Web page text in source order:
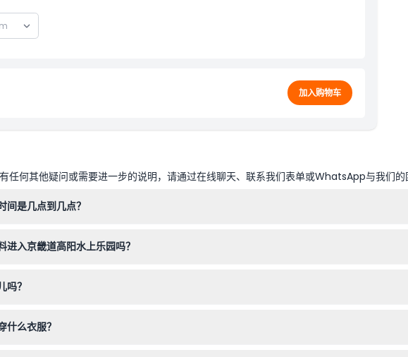
加入购物车
任何其他疑问或需要进一步的说明，请通过在线聊天、联系我们表单或WhatsApp与我们的
是几点到几点？
入京畿道高阳水上乐园吗？
吗？
什么衣服？